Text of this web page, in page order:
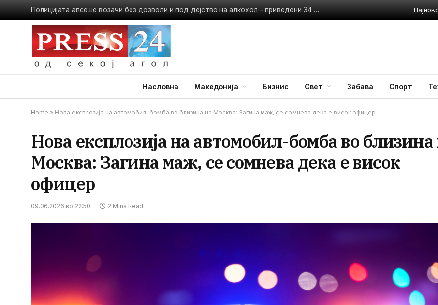
Полицијата апсеше возачи без дозволи и под дејство на алкохол – приведени 34 лица Најново
Насловна Македонија Бизнис Свет Забава Спорт
Home » Нова експлозија на автомобил-бомба во близина на Москва: Загина маж, се сомнева дека е висок офицер
Нова експлозија на автомобил-бомба во близина
Москва: Загина маж, се сомнева дека е висок
офицер
09.06.2026 во 22:50 2 Mins Read